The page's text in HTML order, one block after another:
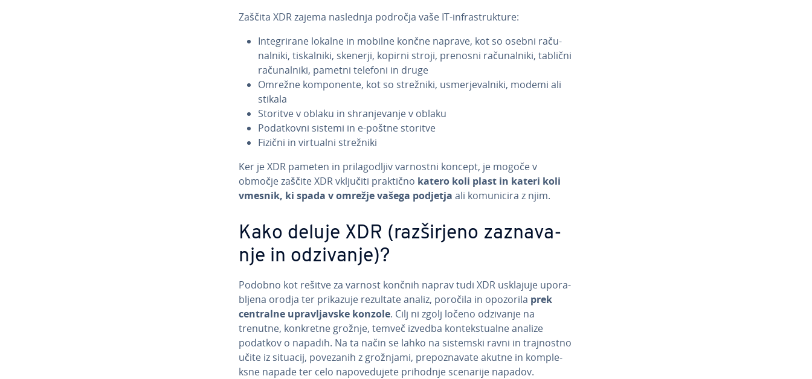
Zaščita XDR zajema naslednja področja vaše IT-in­fra­struk­tu­re:
In­te­gri­ra­ne lokalne in mobilne končne naprave, kot so osebni ra­ču­
nal­ni­ki, ti­skal­ni­ki, skenerji, kopirni stroji, prenosni ra­ču­nal­ni­ki, tablični
ra­ču­nal­ni­ki, pametni telefoni in druge
Omrežne kom­po­nen­te, kot so strežniki, usmer­je­val­ni­ki, modemi ali
stikala
Storitve v oblaku in shra­nje­va­nje v oblaku
Po­dat­kov­ni sistemi in e-poštne storitve
Fizični in virtualni strežniki
Ker je XDR pameten in pri­la­go­dljiv varnostni koncept, je mogoče v
območje zaščite XDR vključiti praktično katero koli plast in kateri koli
vmesnik, ki spada v omrežje vašega podjetja ali ko­mu­ni­ci­ra z njim.
Kako deluje XDR (raz­šir­je­no za­zna­va­
nje in odzivanje)?
Podobno kot rešitve za varnost končnih naprav tudi XDR usklajuje upo­ra­
blje­na orodja ter prikazuje rezultate analiz, poročila in opozorila prek
centralne upra­vlja­vske konzole. Cilj ni zgolj ločeno odzivanje na
trenutne, konkretne grožnje, temveč izvedba kon­te­kstu­al­ne analize
podatkov o napadih. Na ta način se lahko na sistemski ravni in traj­no­stno
učite iz situacij, povezanih z grožnjami, pre­po­zna­va­te akutne in kom­ple­
ksne napade ter celo na­po­ve­du­je­te prihodnje scenarije napadov.